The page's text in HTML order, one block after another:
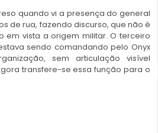
quando vi a presença do general
de rua, fazendo discurso, que não é
em vista a origem militar. O terceiro
sendo comandando pelo Onyx
sem articulação visível
transfere-se essa função para o